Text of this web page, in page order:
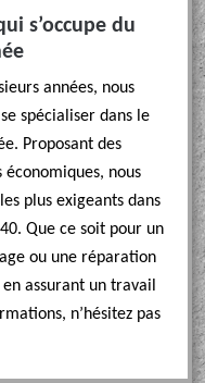
s’occupe du
années, nous
spécialiser dans le
Proposant des
nous
plus exigeants dans
Que ce soit pour un
ou une réparation
assurant un travail
n’hésitez pas